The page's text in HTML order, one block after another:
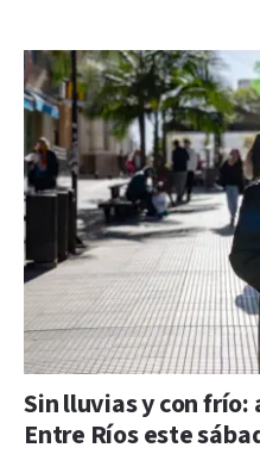
Sin lluvias y con
Entre Ríos este